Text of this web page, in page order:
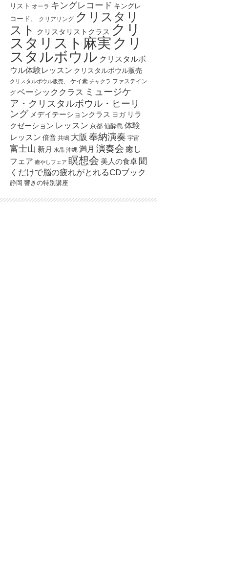
リスト オーラ キングレコード キングレ
コード、
クリアリング クリスタリ
スト
クリスタリストクラス クリ
スタリスト麻実 クリ
スタルボウル クリスタルボ
ウル体験レッスン クリスタルボウル販売
クリスタルボウル販売、 ケイ素 チャクラ ファステイン
グ ベーシッククラス ミュージケ
ア・クリスタルボウル・ヒーリ
ング メデイテーションクラス ヨガ リラ
クゼーション レッスン 京都 仙酔島 体験
レッスン 倍音 共鳴 大阪 奉納演奏 宇宙
富士山 新月 水晶 沖縄 満月 演奏会 癒し
フェア 癒やしフェア 瞑想会 美人の食卓 聞
くだけで脳の疲れがとれるCDブック
静岡 響きの特別講座